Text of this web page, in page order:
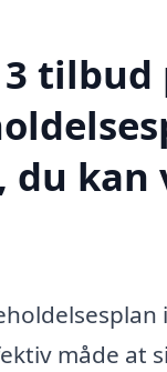
tilbud
du kan
måde at